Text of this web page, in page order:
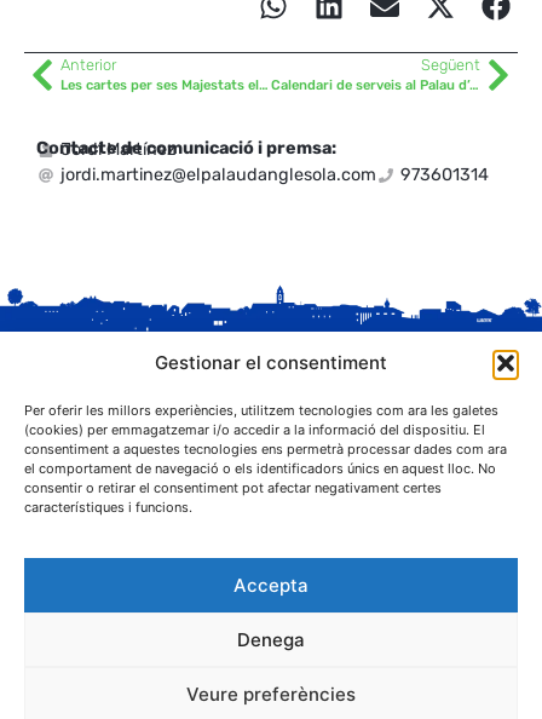
Gestionar el consentiment
Per oferir les millors experiències, utilitzem tecnologies com ara les galetes
(cookies) per emmagatzemar i/o accedir a la informació del dispositiu. El
consentiment a aquestes tecnologies ens permetrà processar dades com ara
el comportament de navegació o els identificadors únics en aquest lloc. No
consentir o retirar el consentiment pot afectar negativament certes
característiques i funcions.
Accepta
Denega
Veure preferències
Anterior
Les cartes per ses Majestats els Reis d’Orient
Següent
Calendari de serveis al Palau d’Anglesola i Festes Majors grans del Pla d’Urgell 2025
Contacte de comunicació i premsa:
Jordi Martínez
jordi.martinez@elpalaudanglesola.com
973601314
C. Sant Josep, 1
25243 El Palau d'Anglesola (Pla d'Urgell)
Privacitat Cookies
Protecció de dades